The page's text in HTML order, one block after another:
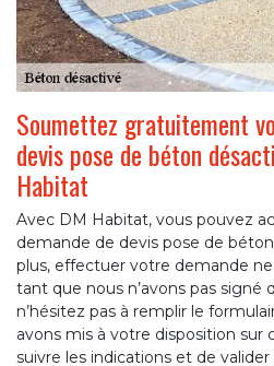
Soumettez gratuitement
devis pose de béton
Habitat
Avec DM Habitat, vous pouvez
demande de devis pose de
plus, effectuer votre demande
tant que nous n’avons pas signé
n’hésitez pas à remplir le
avons mis à votre disposition
suivre les indications et de